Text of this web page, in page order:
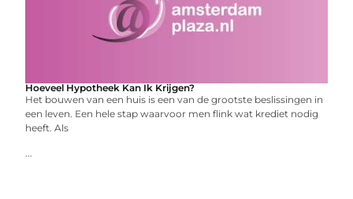
Hoeveel Hypotheek Kan Ik Krijgen?
Het bouwen van een huis is een van de grootste beslissingen in
een leven. Een hele stap waarvoor men flink wat krediet nodig
heeft. Als
...